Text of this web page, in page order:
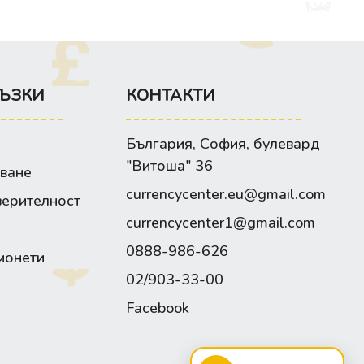
КОНТАКТИ
България, София, булевард
"Витоша" 36
currencycenter.eu@gmail.com
currencycenter1@gmail.com
0888-986-626
02/903-33-00
Facebook